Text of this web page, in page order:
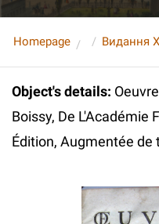
Homepage Видання
Object's details:
Boissy, De L'Académie
Édition, Augmentée de